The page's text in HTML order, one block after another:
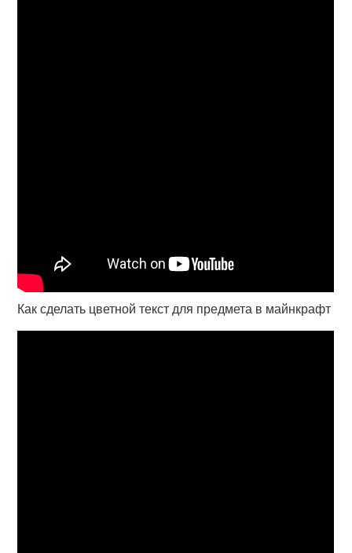
Как сделать цветной текст для предмета в майнкрафт